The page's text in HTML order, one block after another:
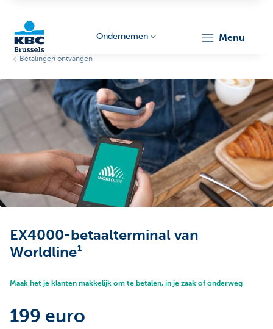
Ondernemers
Ondernemen menu
Betalingen ontvangen
EX4000-betaalterminal van
Worldline¹
Maak het je klanten makkelijk om te betalen, in je zaak of onderweg
199 euro